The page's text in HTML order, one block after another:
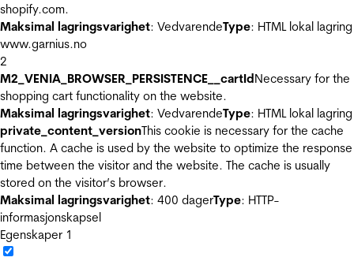
shopify.com.
Maksimal lagringsvarighet: VedvarendeType: HTML lokal lagring
www.garnius.no
2
M2_VENIA_BROWSER_PERSISTENCE__cartIdNecessary for the
shopping cart functionality on the website.
Maksimal lagringsvarighet: VedvarendeType: HTML lokal lagring
private_content_versionThis cookie is necessary for the cache
function. A cache is used by the website to optimize the response
time between the visitor and the website. The cache is usually
stored on the visitor’s browser.
Maksimal lagringsvarighet: 400 dagerType: HTTP-
informasjonskapsel
Egenskaper 1